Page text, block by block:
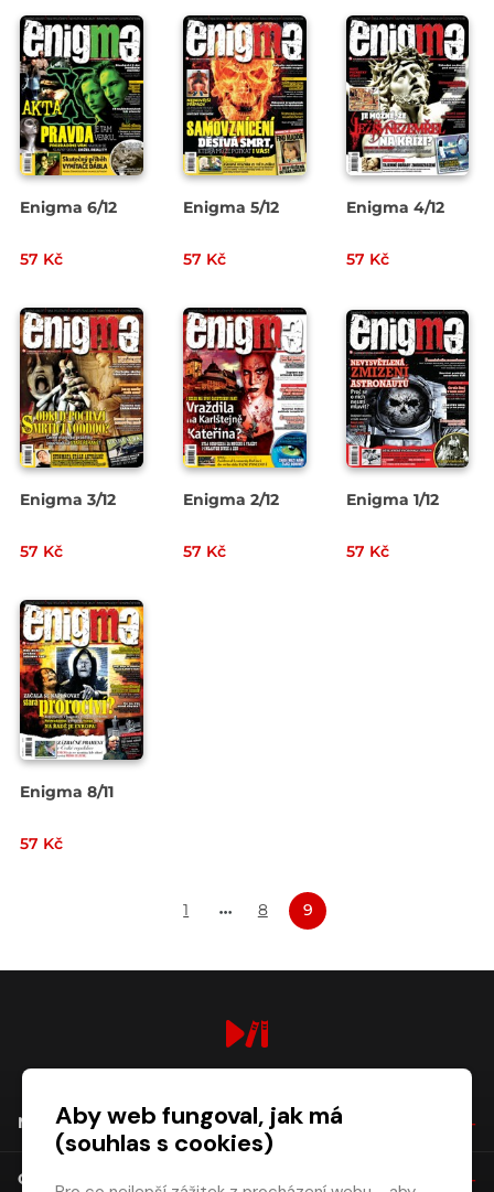
Enigma 6/12
57 Kč
Enigma 5/12
57 Kč
Enigma 4/12
57 Kč
Enigma 3/12
57 Kč
Enigma 2/12
57 Kč
Enigma 1/12
57 Kč
Enigma 8/11
57 Kč
1 8 9
NÁKUP
O SPOLEČNOSTI
Aby web fungoval, jak má
(souhlas s cookies)